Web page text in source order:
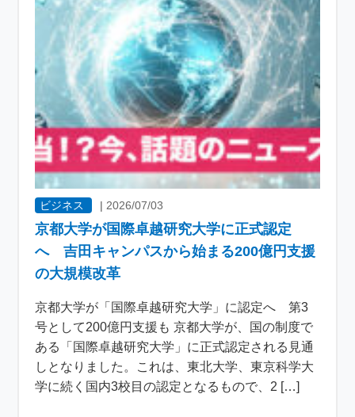
ビジネス | 2026/07/03
京都大学が国際卓越研究大学に正式認定
へ 吉田キャンパスから始まる200億円支援
の大規模改革
京都大学が「国際卓越研究大学」に認定へ 第3
号として200億円支援も 京都大学が、国の制度で
ある「国際卓越研究大学」に正式認定される見通
しとなりました。これは、東北大学、東京科学大
学に続く国内3校目の認定となるもので、2 […]